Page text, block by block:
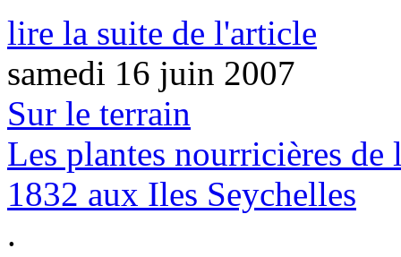
lire la suite de l'article
samedi 16 juin 2007
Sur le terrain
Les plantes nourricières
1832 aux Iles Seychelles
.